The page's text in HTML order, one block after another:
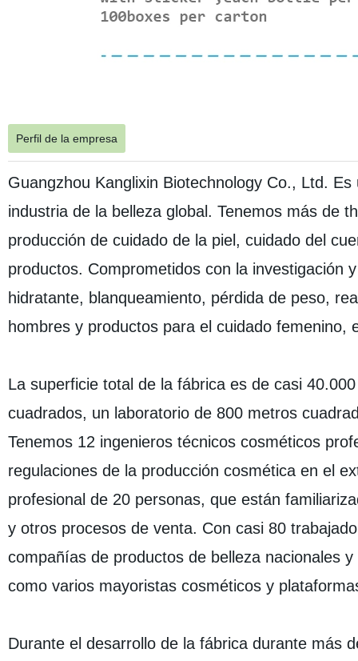
Perfil de la empresa
Guangzhou Kanglixin Biotechnology Co., Ltd.
industria de la belleza global. Tenemos más de
producción de cuidado de la piel, cuidado del
productos. Comprometidos con la investigación
hidratante, blanqueamiento, pérdida de peso,
hombres y productos para el cuidado femenino,
La superficie total de la fábrica es de casi
cuadrados, un laboratorio de 800 metros
Tenemos 12 ingenieros técnicos cosméticos
regulaciones de la producción cosmética en el
profesional de 20 personas, que están
y otros procesos de venta. Con casi 80
compañías de productos de belleza nacionales
como varios mayoristas cosméticos y
Durante el desarrollo de la fábrica durante más